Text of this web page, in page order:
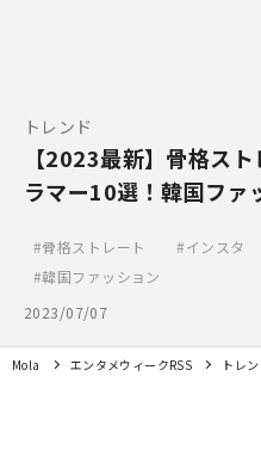
トレンド
【2023最新】骨格ス
ラマー10選！韓国ファ
骨格ストレート インスタ
韓国ファッション
2023/07/07
Mola エンタメウィークRSS トレ